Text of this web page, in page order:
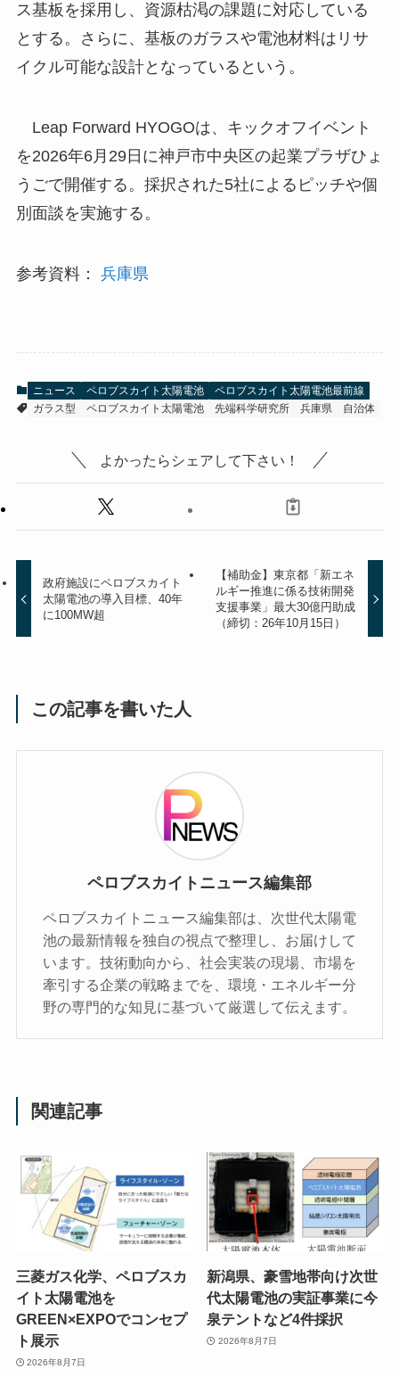
ス基板を採用し、資源枯渇の課題に対応している
とする。さらに、基板のガラスや電池材料はリサ
イクル可能な設計となっているという。
Leap Forward HYOGOは、キックオフイベント
を2026年6月29日に神戸市中央区の起業プラザひょ
うごで開催する。採択された5社によるピッチや個
別面談を実施する。
参考資料： 兵庫県
ニュース ペロブスカイト太陽電池
ペロブスカイト太陽電池最前線
ガラス型
ペロブスカイト太陽電池 先端科学研究所 兵庫県 自治体
よかったらシェアして下さい！
政府施設にペロブスカイト
太陽電池の導入目標、40年
に100MW超
【補助金】東京都「新エネ
ルギー推進に係る技術開発
支援事業」最大30億円助成
（締切：26年10月15日）
この記事を書いた人
ペロブスカイトニュース編集部
ペロブスカイトニュース編集部は、次世代太陽電
池の最新情報を独自の視点で整理し、お届けして
います。技術動向から、社会実装の現場、市場を
牽引する企業の戦略までを、環境・エネルギー分
野の専門的な知見に基づいて厳選して伝えます。
関連記事
三菱ガス化学、ペロブスカ
イト太陽電池を
GREEN×EXPOでコンセプ
ト展示
2026年8月7日
新潟県、豪雪地帯向け次世
代太陽電池の実証事業に今
泉テントなど4件採択
2026年8月7日